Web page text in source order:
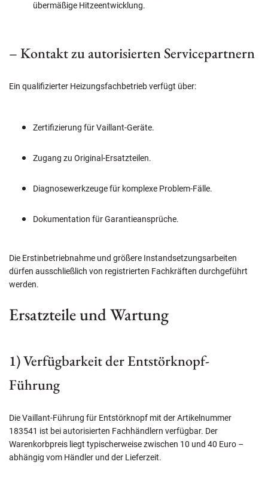
übermäßige Hitzeentwicklung.
– Kontakt zu autorisierten Servicepartnern
Ein qualifizierter Heizungsfachbetrieb verfügt über:
Zertifizierung für Vaillant-Geräte.
Zugang zu Original-Ersatzteilen.
Diagnosewerkzeuge für komplexe Problem-Fälle.
Dokumentation für Garantieansprüche.
Die Erstinbetriebnahme und größere Instandsetzungsarbeiten
dürfen ausschließlich von registrierten Fachkräften durchgeführt
werden.
Ersatzteile und Wartung
1) Verfügbarkeit der Entstörknopf-
Führung
Die Vaillant-Führung für Entstörknopf mit der Artikelnummer
183541 ist bei autorisierten Fachhändlern verfügbar. Der
Warenkorbpreis liegt typischerweise zwischen 10 und 40 Euro –
abhängig vom Händler und der Lieferzeit.